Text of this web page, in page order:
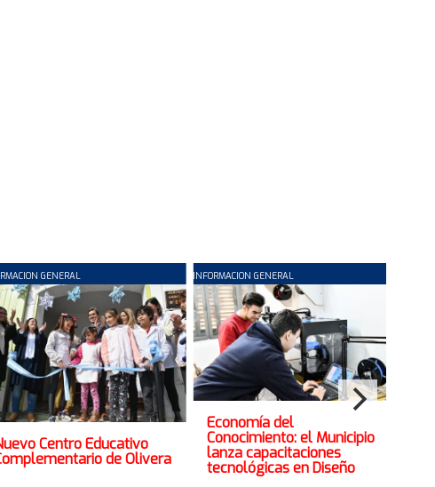
GENERAL
Centro Educativo
de Olivera
INFORMACION GENERAL
Economía del
Conocimiento: el Municipio
lanza capacitaciones
tecnológicas en Diseño